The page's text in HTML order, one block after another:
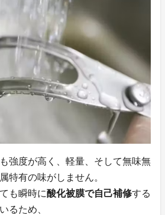
強度が高く、軽量、そして無味無
特有の味がしません。
も瞬時に酸化被膜で自己補修する
るため、